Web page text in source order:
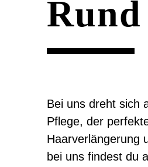
Bei uns dreht sich
Pflege, der
Haarverlängerung
bei uns findest du